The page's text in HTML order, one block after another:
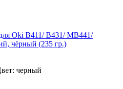
Oki B411/ B431/ MB441/
чёрный (235 гр.)
черный